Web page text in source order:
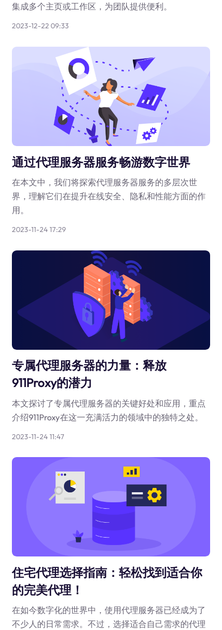
集成多个主页或工作区，为团队提供便利。
2023-12-22 09:33
通过代理服务器服务畅游数字世界
在本文中，我们将探索代理服务器服务的多层次世
界，理解它们在提升在线安全、隐私和性能方面的作
用。
2023-11-24 17:29
专属代理服务器的力量：释放
911Proxy的潜力
本文探讨了专属代理服务器的关键好处和应用，重点
介绍911Proxy在这一充满活力的领域中的独特之处。
2023-11-24 11:47
住宅代理选择指南：轻松找到适合你
的完美代理！
在如今数字化的世界中，使用代理服务器已经成为了
不少人的日常需求。不过，选择适合自己需求的代理